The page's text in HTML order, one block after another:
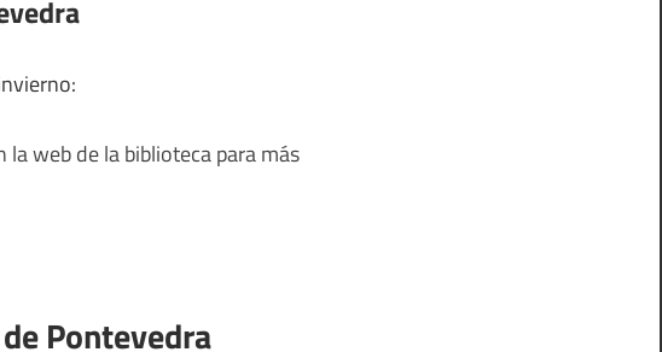
web de la biblioteca para más
Pontevedra